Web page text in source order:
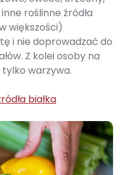
roślinne źródła
większości)
i nie doprowadzać do
Z kolei osoby na
warzywa.
białka